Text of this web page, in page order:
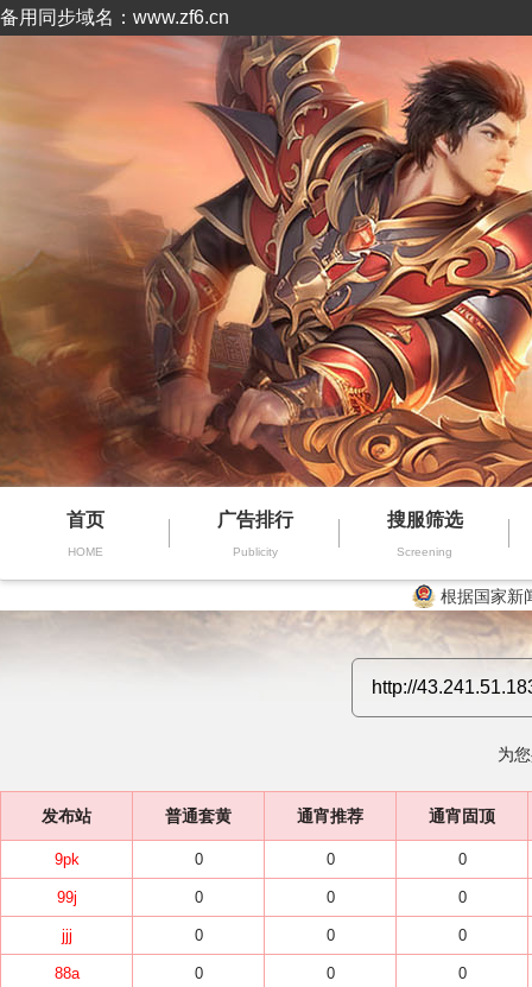
备用同步域名：www.zf6.cn
首页
HOME
广告排行
Publicity
搜服筛选
Screening
根据国家新
为
发布站 普通套黄 通宵推荐 通宵固顶
9pk 0 0 0
99j 0 0 0
jjj 0 0 0
88a 0 0 0